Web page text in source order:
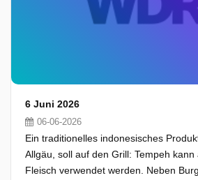
6 Juni 2026
06-06-2026
Ein traditionelles indonesisches
Allgäu, soll auf den Grill: Tempeh
Fleisch verwendet werden. Neben